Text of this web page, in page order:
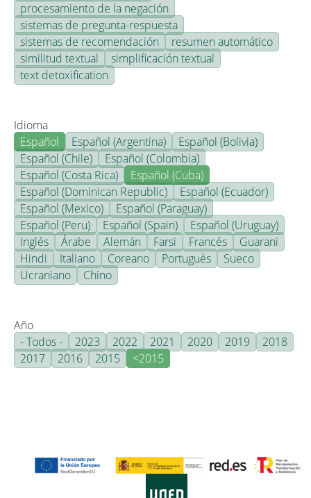
procesamiento de la negación
sistemas de pregunta-respuesta
sistemas de recomendación
resumen automático
similitud textual
simplificación textual
text detoxification
Idioma
Español
Español (Argentina)
Español (Bolivia)
Español (Chile)
Español (Colombia)
Español (Costa Rica)
Español (Cuba)
Español (Dominican Republic)
Español (Ecuador)
Español (Mexico)
Español (Paraguay)
Español (Peru)
Español (Spain)
Español (Uruguay)
Inglés
Árabe Alemán Farsi Francés
Guarani
Hindi
Italiano Coreano Portugués
Sueco
Ucraniano
Chino
Año
- Todos -
2023 2022 2021 2020 2019
2018
2017
2016 2015 <2015